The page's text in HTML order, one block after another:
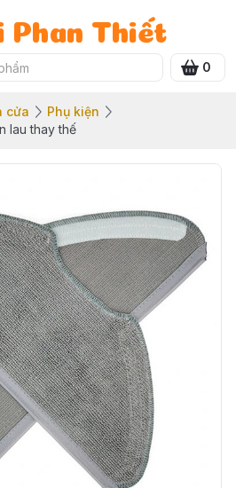
Phan Thiết
0
cửa
Phụ kiện
lau thay thế